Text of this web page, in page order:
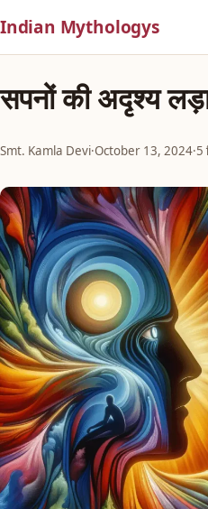
Indian Mythologys
सपनों की अदृश्य
Smt. Kamla Devi·October 13, 2024·5